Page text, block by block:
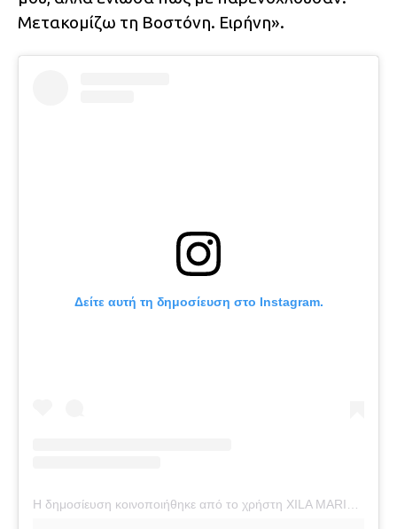
Μετακομίζω τη Βοστόνη. Ειρήνη».
Δείτε αυτή τη δημοσίευση στο Instagram.
Η δημοσίευση κοινοποιήθηκε από το χρήστη XILA MARIA RIVER RED (@britneyspears)